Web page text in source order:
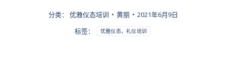
分类： 优雅仪态培训 黄丽
2021年6月9日
标签：
优雅仪态，礼仪培训